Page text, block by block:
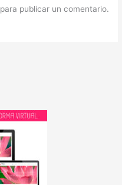
para publicar un comentario.